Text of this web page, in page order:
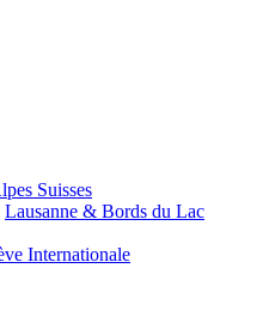
Suisses
Lausanne & Bords du Lac
Internationale